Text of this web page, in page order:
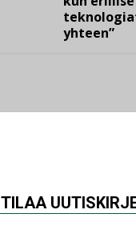
yhteen”
TILAA